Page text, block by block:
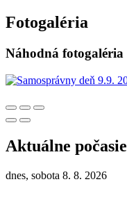
Fotogaléria
Náhodná fotogaléria
Aktuálne počasie
dnes, sobota 8. 8. 2026